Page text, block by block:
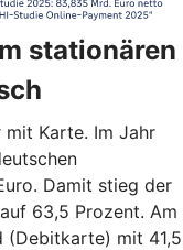
stationären
mit Karte. Im Jahr
Damit stieg der
63,5 Prozent. Am
mit 41,5